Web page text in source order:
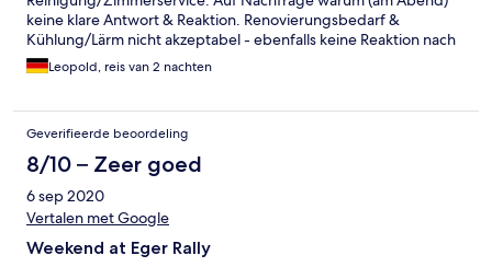
keine klare Antwort & Reaktion. Renovierungsbedarf &
Kühlung/Lärm nicht akzeptabel - ebenfalls keine Reaktion nach
Hinweis (z. Bsp. anderes Zimmer)
Leopold, reis van 2 nachten
Geverifieerde beoordeling
8/10 – Zeer goed
6 sep 2020
Vertalen met Google
Weekend at Eger Rally